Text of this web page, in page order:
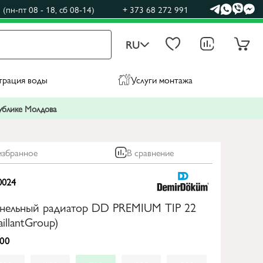
(пн-пт 08 - 18, сб 08-14) + 373 68 272 991
RU
воды Услуги монтажа
Молдова
В сравнение
радиатор DD PREMIUM TIP 22